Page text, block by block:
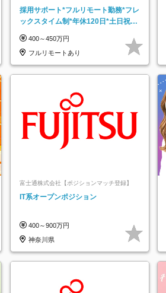
採用サポート*フルリモート勤務*フレ
ックスタイム制*年休120日*土日祝休
400～450万円
フルリモートあり
富士通株式会社【ポジションマッチ登録】
IT系オープンポジション
400～900万円
神奈川県